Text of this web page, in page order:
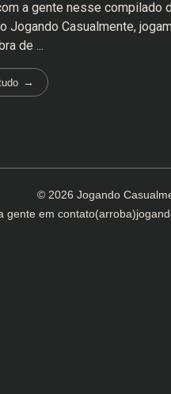
a gente nesse compilado
Jogando Casualmente,
de ...
© 2026 Jogando
gente em